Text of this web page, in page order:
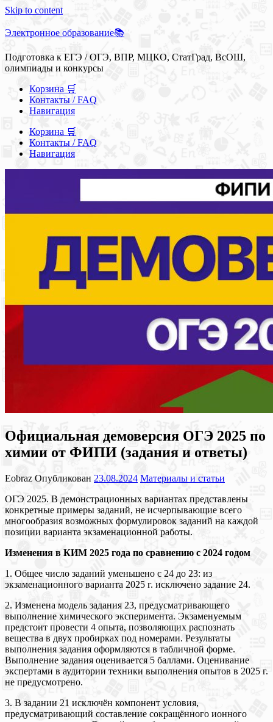
Skip to content
Электронное образование📚
Подготовка к ЕГЭ / ОГЭ, ВПР, МЦКО, СтатГрад, ВсОШ,
олимпиады и конкурсы
Корзина 🛒
Контакты / FAQ
Навигация
Корзина 🛒
Контакты / FAQ
Навигация
Официальная демоверсия ОГЭ 2025 по
химии от ФИПИ (задания и ответы)
Eobraz Опубликован 23.08.2024 Материалы и статьи
ОГЭ 2025. В демонстрационных вариантах представлены
конкретные примеры заданий, не исчерпывающие всего
многообразия возможных формулировок заданий на каждой
позиции варианта экзаменационной работы.
Изменения в КИМ 2025 года по сравнению с 2024 годом
1. Общее число заданий уменьшено с 24 до 23: из
экзаменационного варианта 2025 г. исключено задание 24.
2. Изменена модель задания 23, предусматривающего
выполнение химического эксперимента. Экзаменуемым
предстоит провести 4 опыта, позволяющих распознать
вещества в двух пробирках под номерами. Результаты
выполнения задания оформляются в табличной форме.
Выполнение задания оценивается 5 баллами. Оценивание
экспертами в аудитории техники выполнения опытов в 2025 г.
не предусмотрено.
3. В задании 21 исключён компонент условия,
предусматривающий составление сокращённого ионного